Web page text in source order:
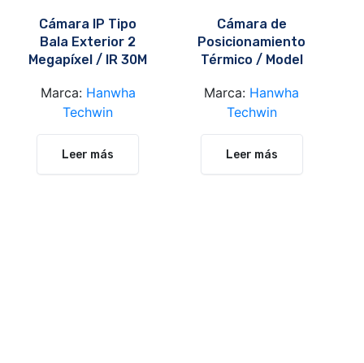
Cámara IP Tipo
Bala Exterior 2
Megapíxel / IR 30M
6070R
Marca: Hanwha
Techwin
Leer más
Cámara de
Posicionamiento
Térmico / Model
Marca: Hanwha
Techwin
Leer más